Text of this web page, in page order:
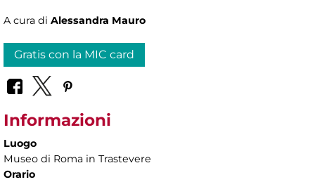
A cura di Alessandra Mauro
Gratis con la MIC card
Informazioni
Luogo
Museo di Roma in Trastevere
Orario